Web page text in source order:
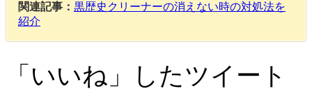
関連記事： 黒歴史クリーナーの消えない時の対処法を
紹介
「いいね」したツイート